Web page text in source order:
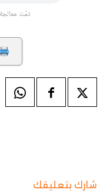
تمّت
شارك بتعليقك